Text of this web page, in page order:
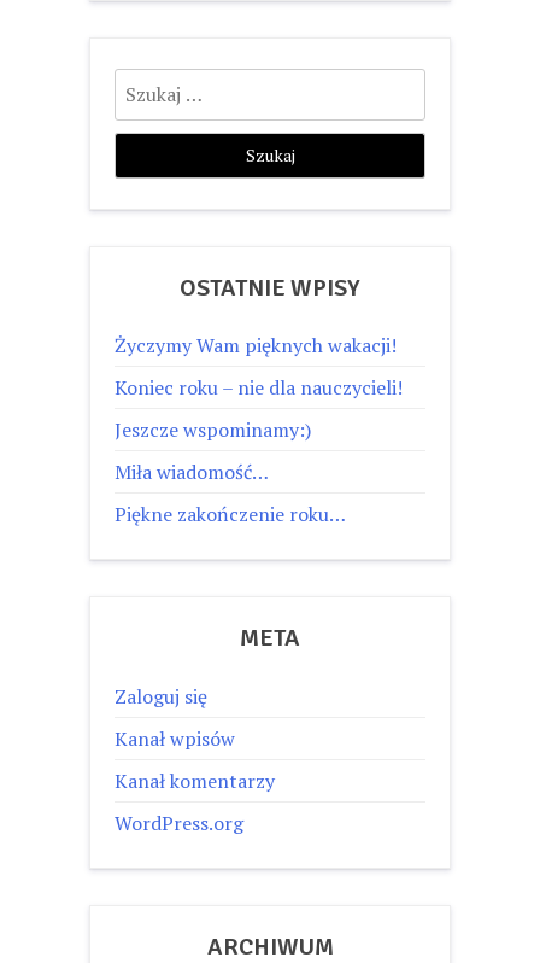
Szukaj:
OSTATNIE WPISY
Życzymy Wam pięknych wakacji!
Koniec roku – nie dla nauczycieli!
Jeszcze wspominamy:)
Miła wiadomość…
Piękne zakończenie roku…
META
Zaloguj się
Kanał wpisów
Kanał komentarzy
WordPress.org
ARCHIWUM